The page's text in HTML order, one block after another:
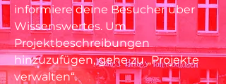
informiere deine Besucher über
Wissenswertes. Um
Projektbeschreibungen
hinzuzufügen, gehe zu „Projekte
verwalten“.